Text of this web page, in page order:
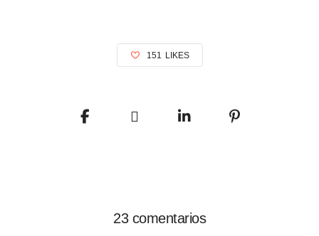
151 LIKES
23 comentarios